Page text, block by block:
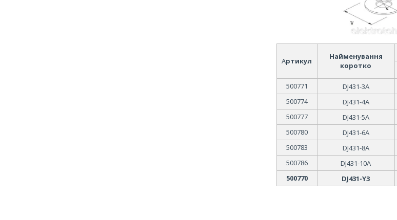
Артикул
Найменування
коротко
500771
DJ431-3А
500774 DJ431-4А
500777
DJ431-5А
500780
DJ431-6А
500783
DJ431-8А
500786
DJ431-10А
500770
DJ431-Y3